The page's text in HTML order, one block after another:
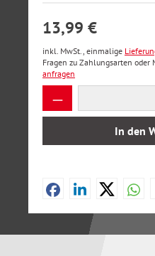
13,99 €
inkl. MwSt., einmalige
Fragen zu Zahlungsarten oder
anfragen
Produkt
In den